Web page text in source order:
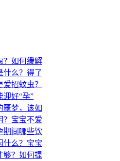
？如何缓解
什么？得了
招蚊虫？
迎好“孕”
噩梦，该如
？宝宝不爱
间哪些饮
什么？宝宝
够？如何提